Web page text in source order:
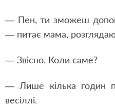
— Пен, ти зможеш
— питає мама,
— Звісно. Коли саме?
— Лише кілька годин
весіллі.